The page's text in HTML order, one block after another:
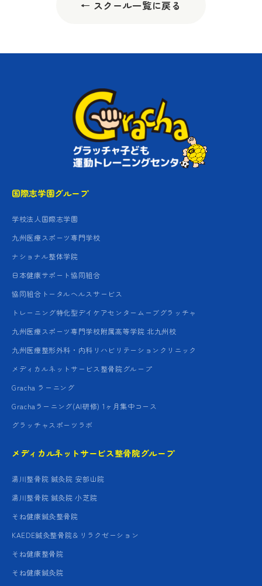
← スクール一覧に戻る
国際志学園グループ
学校法人国際志学園
九州医療スポーツ専門学校
ナショナル整体学院
日本健康サポート協同組合
協同組合トータルヘルスサービス
トレーニング特化型デイケアセンタームーブグラッチャ
九州医療スポーツ専門学校附属高等学院 北九州校
九州医療整形外科・内科リハビリテーションクリニック
メディカルネットサービス整骨院グループ
Gracha ラーニング
Grachaラーニング(AI研修) 1ヶ月集中コース
グラッチャスポーツラボ
メディカルネットサービス整骨院グループ
湯川整骨院 鍼灸院 安部山院
湯川整骨院 鍼灸院 小芝院
そね健康鍼灸整骨院
KAEDE鍼灸整骨院＆リラクゼーション
そね健康整骨院
そね健康鍼灸院